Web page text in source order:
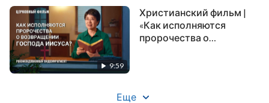
9:59
Христианский фильм |
«Как исполняются
пророчества о
Еще